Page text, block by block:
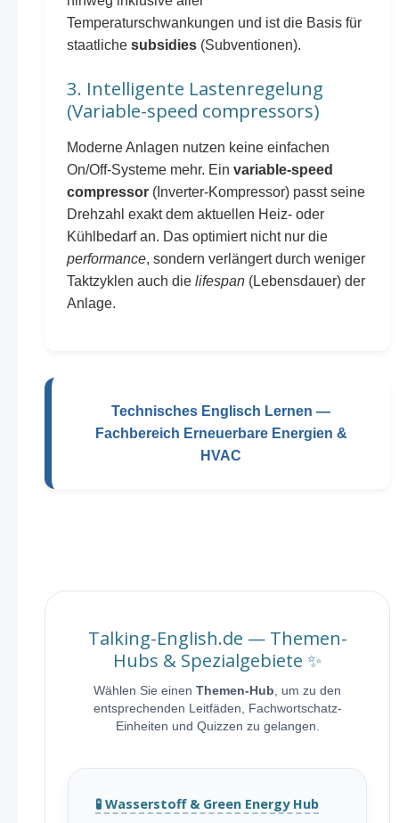
Temperaturschwankungen und ist die Basis für
staatliche subsidies (Subventionen).
3. Intelligente Lastenregelung
(Variable-speed compressors)
Moderne Anlagen nutzen keine einfachen
On/Off-Systeme mehr. Ein variable-speed
compressor (Inverter-Kompressor) passt seine
Drehzahl exakt dem aktuellen Heiz- oder
Kühlbedarf an. Das optimiert nicht nur die
performance, sondern verlängert durch weniger
Taktzyklen auch die lifespan (Lebensdauer) der
Anlage.
Technisches Englisch Lernen —
Fachbereich Erneuerbare Energien &
HVAC
Talking-English.de — Themen-
Hubs & Spezialgebiete ✨
Wählen Sie einen Themen-Hub , um zu den
entsprechenden Leitfäden, Fachwortschatz-
Einheiten und Quizzen zu gelangen.
🧪 Wasserstoff & Green Energy Hub